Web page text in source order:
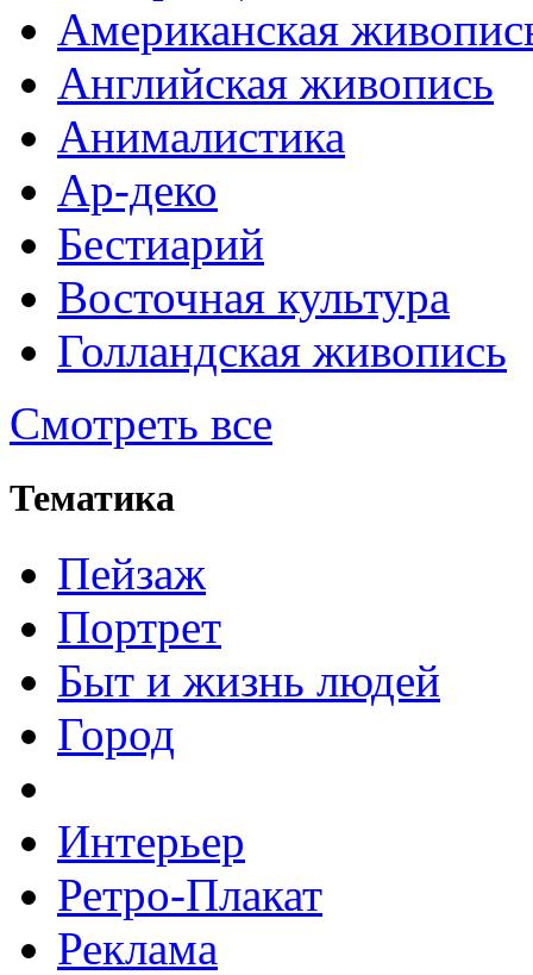
Американская
Английская живопись
Анималистика
Ар-деко
Бестиарий
Восточная культура
Голландская живопись
Смотреть все
Тематика
Пейзаж
Портрет
Быт и жизнь людей
Город
Интерьер
Ретро-Плакат
Реклама